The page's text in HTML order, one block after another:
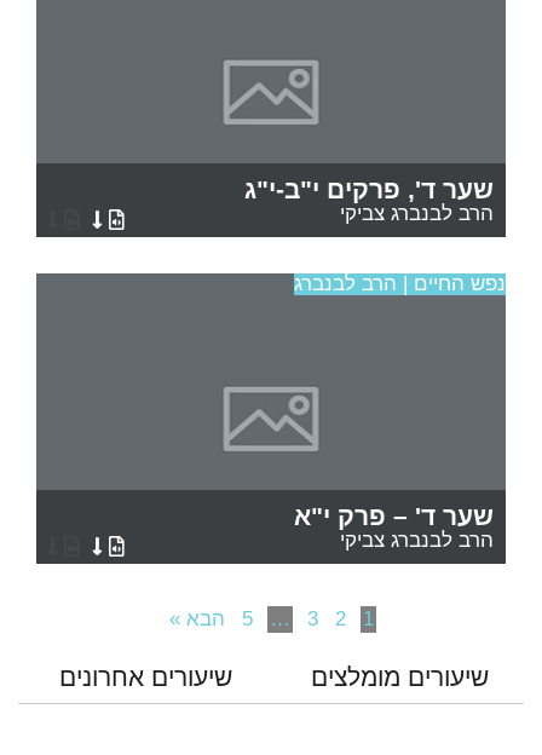
שער ד', פרקים י"ב-י"ג
הרב לבנברג צביקי
נפש החיים | הרב לבנברג
שער ד' – פרק י"א
הרב לבנברג צביקי
1
2
3
…
5 הבא »
שיעורים מומלצים שיעורים אחרונים